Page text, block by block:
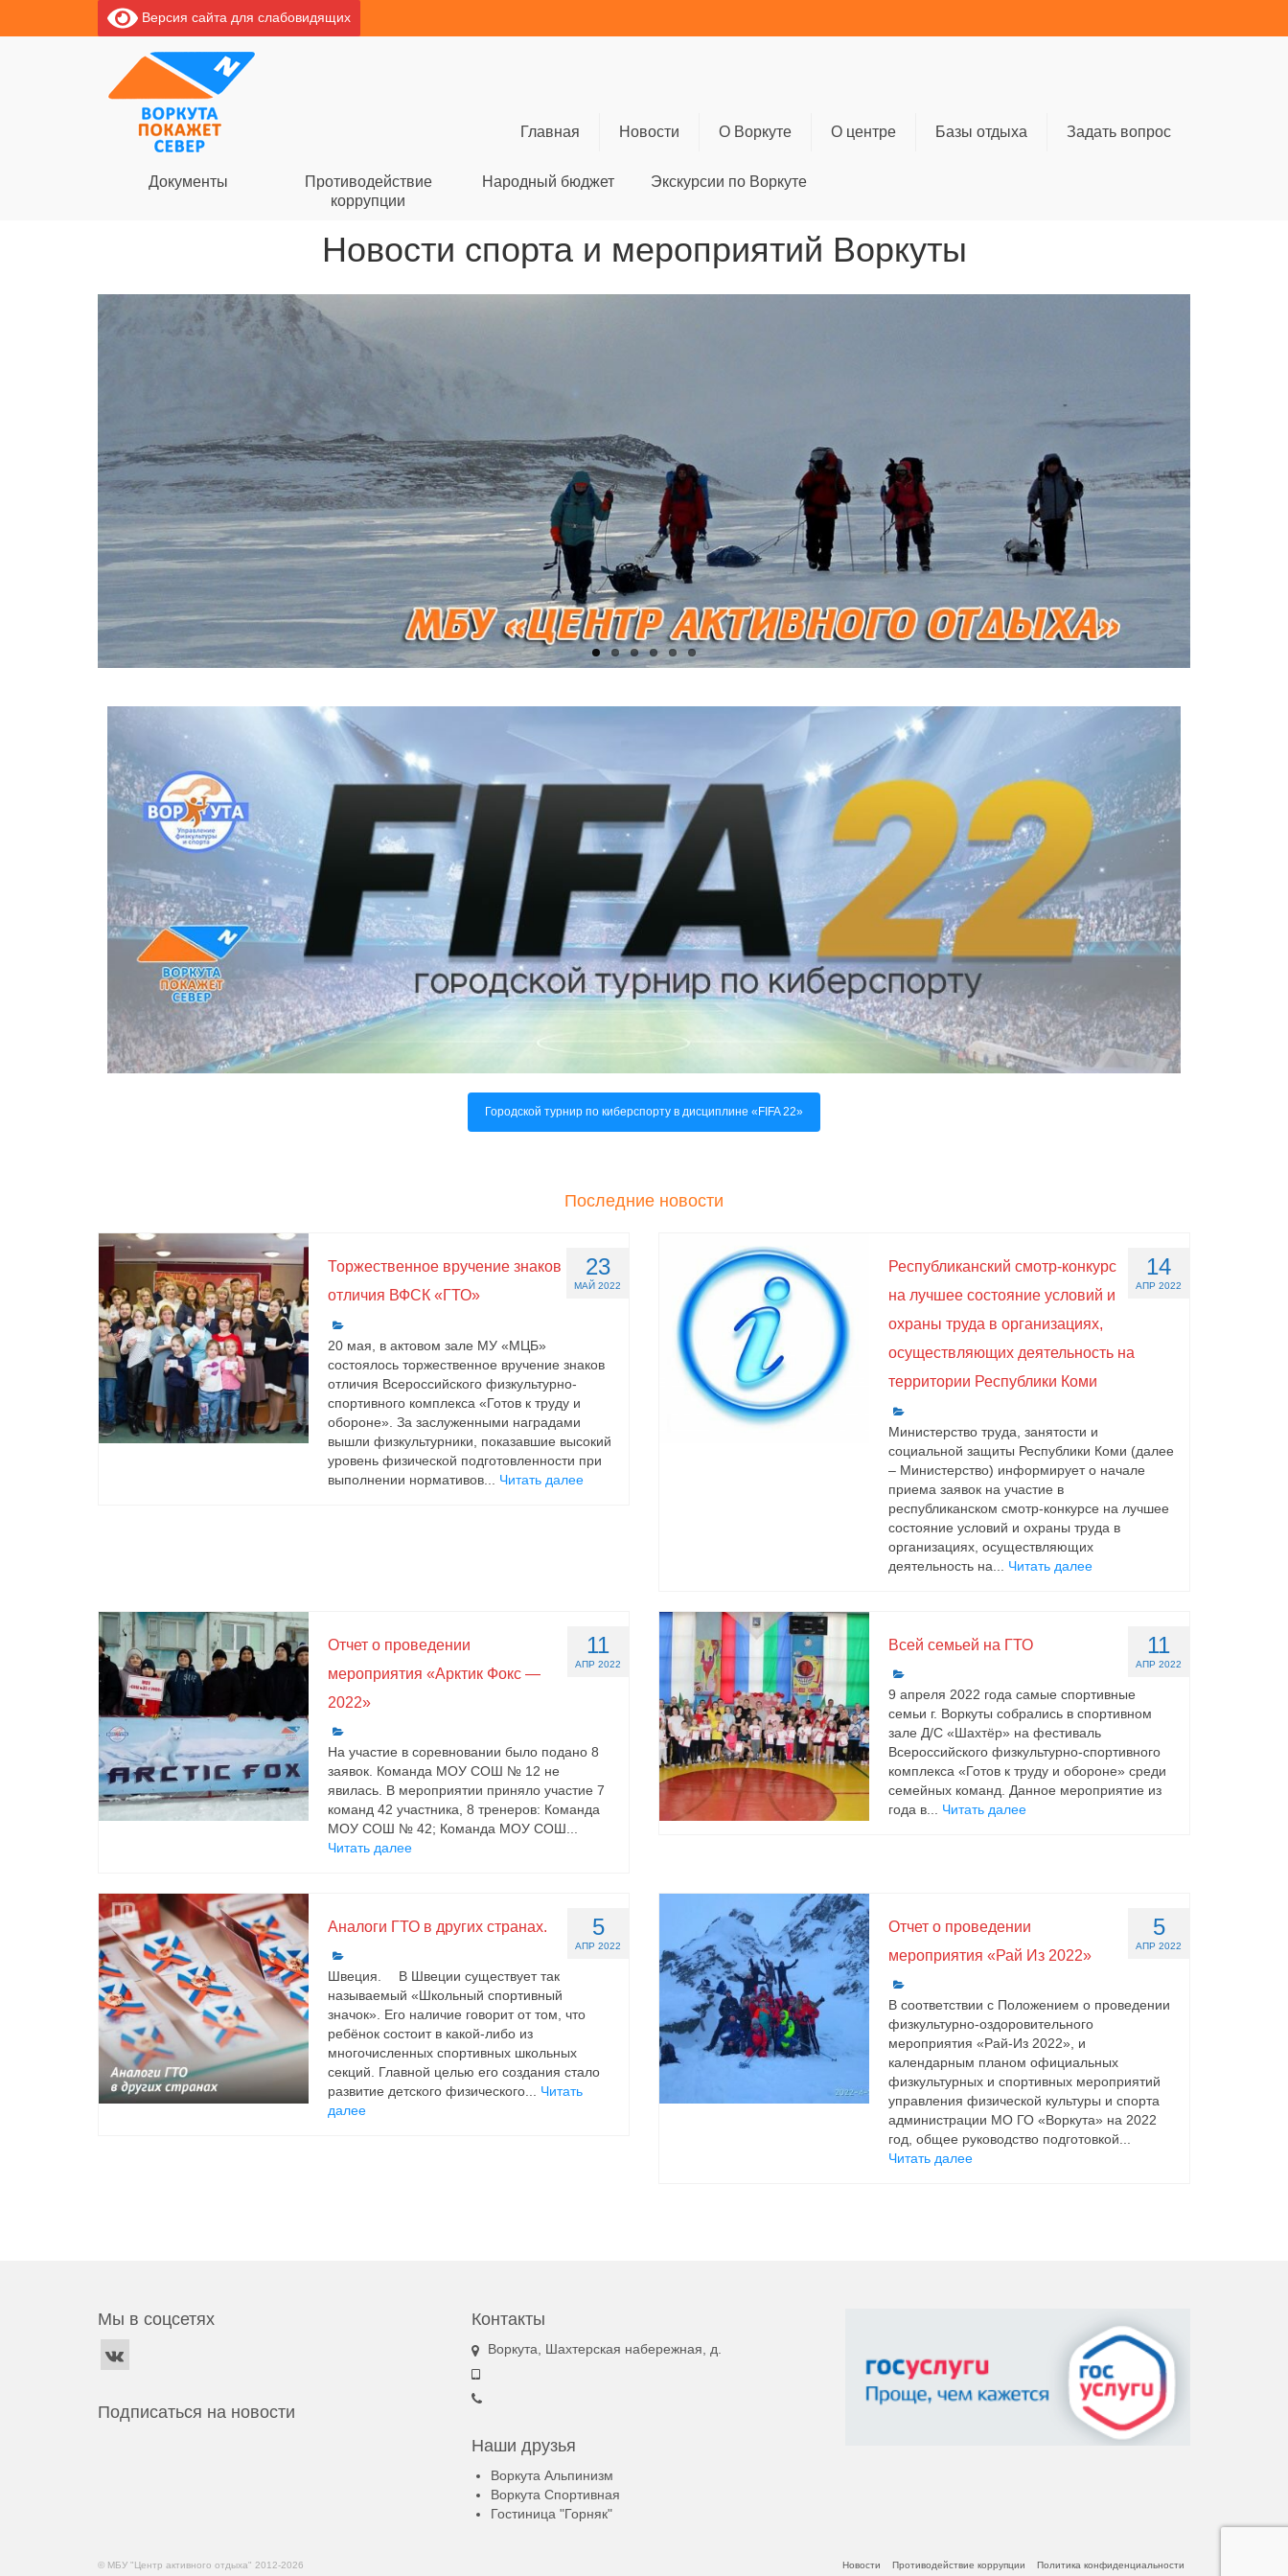
Версия сайта для слабовидящих
Главная Новости О Воркуте О центре Базы отдыха Задать вопрос
Документы
Противодействие
коррупции
Народный бюджет Экскурсии по Воркуте
Новости спорта и мероприятий Воркуты
Городской турнир по киберспорту в дисциплине «FIFA 22»
Последние новости
23
МАЙ 2022
Торжественное вручение знаков
отличия ВФСК «ГТО»
20 мая, в актовом зале МУ «МЦБ»
состоялось торжественное вручение знаков
отличия Всероссийского физкультурно-
спортивного комплекса «Готов к труду и
обороне». За заслуженными наградами
вышли физкультурники, показавшие высокий
уровень физической подготовленности при
выполнении нормативов... Читать далее
14
АПР 2022
Республиканский смотр-конкурс
на лучшее состояние условий и
охраны труда в организациях,
осуществляющих деятельность на
территории Республики Коми
Министерство труда, занятости и
социальной защиты Республики Коми (далее
– Министерство) информирует о начале
приема заявок на участие в
республиканском смотр-конкурсе на лучшее
состояние условий и охраны труда в
организациях, осуществляющих
деятельность на... Читать далее
11
АПР 2022
Отчет о проведении
мероприятия «Арктик Фокс —
2022»
На участие в соревновании было подано 8
заявок. Команда МОУ СОШ № 12 не
явилась. В мероприятии приняло участие 7
команд 42 участника, 8 тренеров: Команда
МОУ СОШ № 42; Команда МОУ СОШ...
Читать далее
11
АПР 2022
Всей семьей на ГТО
9 апреля 2022 года самые спортивные
семьи г. Воркуты собрались в спортивном
зале Д/С «Шахтёр» на фестиваль
Всероссийского физкультурно-спортивного
комплекса «Готов к труду и обороне» среди
семейных команд. Данное мероприятие из
года в... Читать далее
5
АПР 2022
Аналоги ГТО в других странах.
Швеция. ⠀ В Швеции существует так
называемый «Школьный спортивный
значок». Его наличие говорит от том, что
ребёнок состоит в какой-либо из
многочисленных спортивных школьных
секций. Главной целью его создания стало
развитие детского физического... Читать
далее
5
АПР 2022
Отчет о проведении
мероприятия «Рай Из 2022»
В соответствии с Положением о проведении
физкультурно-оздоровительного
мероприятия «Рай-Из 2022», и
календарным планом официальных
физкультурных и спортивных мероприятий
управления физической культуры и спорта
администрации МО ГО «Воркута» на 2022
год, общее руководство подготовкой...
Читать далее
Мы в соцсетях
Подписаться на новости
Контакты
Воркута, Шахтерская набережная, д.
Наши друзья
Воркута Альпинизм
Воркута Спортивная
Гостиница "Горняк"
Новости Противодействие коррупции Политика конфиденциальности
© МБУ "Центр активного отдыха" 2012-2026